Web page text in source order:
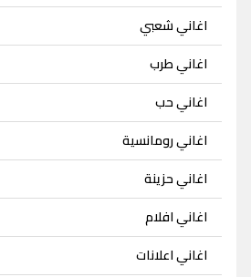
اغاني شعبي
اغاني طرب
اغاني حب
اغاني رومانسية
اغاني حزينة
اغاني افلام
اغاني اعلانات